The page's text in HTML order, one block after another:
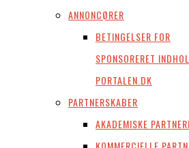
ANNONCØRER
BETINGELSER FOR
SPONSORERET
PORTALEN.DK
PARTNERSKABER
AKADEMISKE